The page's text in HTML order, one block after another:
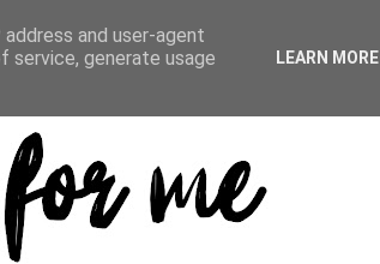
and user-agent
service, generate usage
LEARN MORE